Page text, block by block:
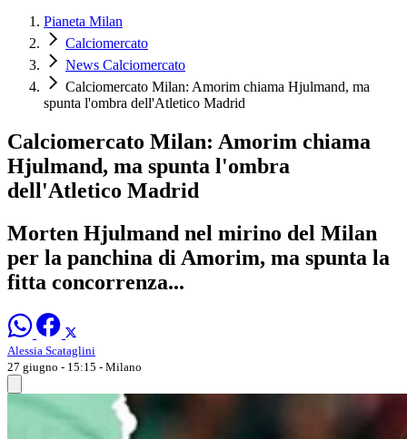
Pianeta Milan
Calciomercato
News Calciomercato
Calciomercato Milan: Amorim chiama Hjulmand, ma
spunta l'ombra dell'Atletico Madrid
Calciomercato Milan: Amorim chiama
Hjulmand, ma spunta l'ombra
dell'Atletico Madrid
Morten Hjulmand nel mirino del Milan
per la panchina di Amorim, ma spunta la
fitta concorrenza...
Alessia Scataglini
27 giugno - 15:15 - Milano